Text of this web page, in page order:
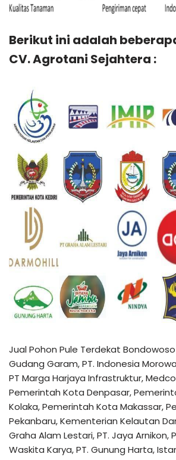
Berikut ini adalah
CV. Agrotani Sejahtera :
Jual Pohon Pule Terdekat Bondowoso
Gudang Garam, PT. Indonesia
PT Marga Harjaya Infrastruktur,
Pemerintah Kota Denpasar,
Kolaka, Pemerintah Kota Makassar,
Pekanbaru, Kementerian Kelautan
Graha Alam Lestari, PT. Jaya Arnikon,
Waskita Karya, PT. Gunung Harta,